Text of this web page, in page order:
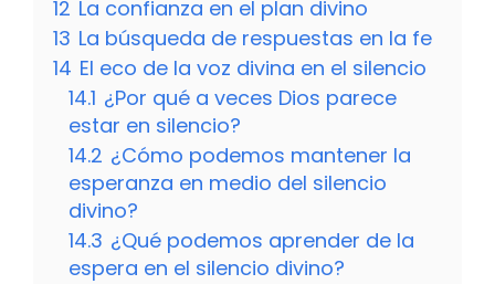
12 La confianza en el plan divino
13 La búsqueda de respuestas en la fe
14 El eco de la voz divina en el silencio
14.1 ¿Por qué a veces Dios parece
estar en silencio?
14.2 ¿Cómo podemos mantener la
esperanza en medio del silencio
divino?
14.3 ¿Qué podemos aprender de la
espera en el silencio divino?